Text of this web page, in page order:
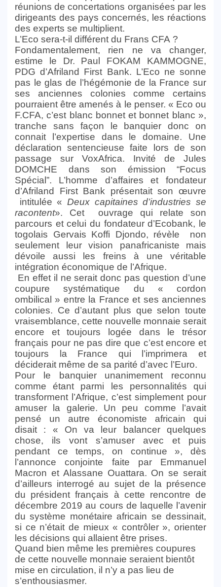
réunions de concertations organisées par les
dirigeants des pays concernés, les réactions
des experts se multiplient.
L’Eco sera-t-il différent du Frans CFA ?
Fondamentalement, rien ne va changer,
estime le Dr. Paul FOKAM KAMMOGNE,
PDG d’Afriland First Bank. L’Eco ne sonne
pas le glas de l’hégémonie de la France sur
ses anciennes colonies comme certains
pourraient être amenés à le penser. « Eco ou
F.CFA, c’est blanc bonnet et bonnet blanc »,
tranche sans façon le banquier donc on
connait l’expertise dans le domaine. Une
déclaration sentencieuse faite lors de son
passage sur VoxAfrica. Invité de Jules
DOMCHE dans son émission “Focus
Spécial”.
L’homme d’affaires et fondateur
d’Afriland First Bank présentait son œuvre
intitulée «Deux capitaines d’industries se
racontent». Cet ouvrage qui relate son
parcours et celui du fondateur d’Ecobank, le
togolais Gervais Koffi Djondo, révèle non
seulement leur vision panafricaniste mais
dévoile aussi les freins à une véritable
intégration économique de l’Afrique.
En effet il ne serait donc pas question d’une
coupure systématique du « cordon
ombilical » entre la France et ses anciennes
colonies. Ce d’autant plus que selon toute
vraisemblance, cette nouvelle monnaie serait
encore et toujours logée dans le trésor
français pour ne pas dire que c’est encore et
toujours la France qui l’imprimera et
déciderait même de sa parité d’avec l’Euro.
Pour le banquier unanimement reconnu
comme étant parmi les personnalités qui
transforment l’Afrique, c’est simplement pour
amuser la galerie. Un peu comme l’avait
pensé un autre économiste africain qui
disait : « On va leur balancer quelques
chose, ils vont s’amuser avec et puis
pendant ce temps, on continue », dès
l’annonce conjointe faite par Emmanuel
Macron et Alassane Ouattara. On se serait
d’ailleurs interrogé au sujet de la présence
du président français à cette rencontre de
décembre 2019 au cours de laquelle l’avenir
du système monétaire africain se dessinait,
si ce n’était de mieux « contrôler », orienter
les décisions qui allaient être prises.
Quand bien même les premières coupures
de cette nouvelle monnaie seraient bientôt
mise en circulation, il n’y a pas lieu de
s’enthousiasmer.